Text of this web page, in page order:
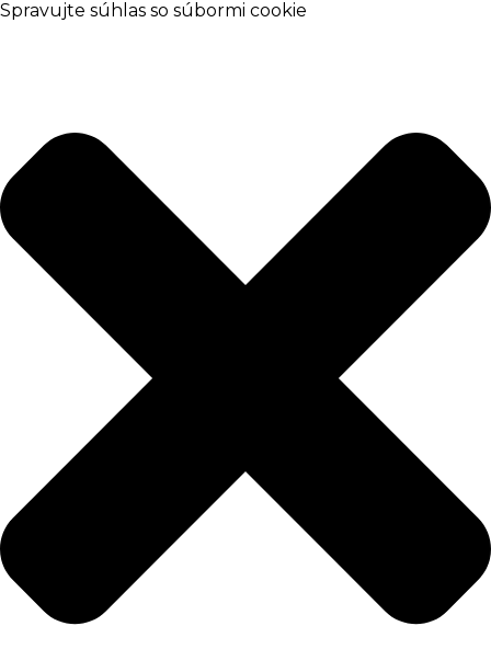
Spravujte súhlas so súbormi cookie